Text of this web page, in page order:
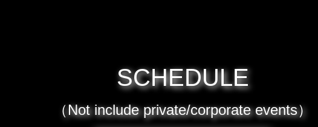
SCHEDULE
（Not include private/corporate events）